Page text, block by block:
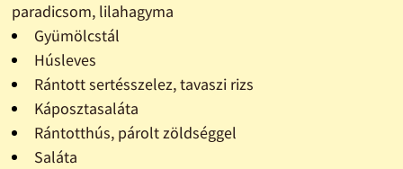
paradicsom, lilahagyma
Gyümölcstál
Húsleves
Rántott sertésszelez, tavaszi rizs
Káposztasaláta
Rántotthús, párolt zöldséggel
Saláta